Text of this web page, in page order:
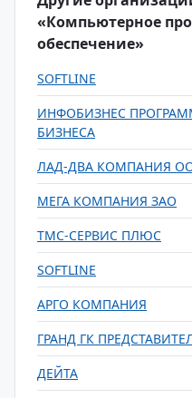
«Компьютерное
обеспечение»
SOFTLINE
ИНФОБИЗНЕС
БИЗНЕСА
ЛАД-ДВА КОМПАНИЯ
МЕГА КОМПАНИЯ ЗАО
ТМС-СЕРВИС ПЛЮС
SOFTLINE
АРГО КОМПАНИЯ
ГРАНД ГК
ДЕЙТА